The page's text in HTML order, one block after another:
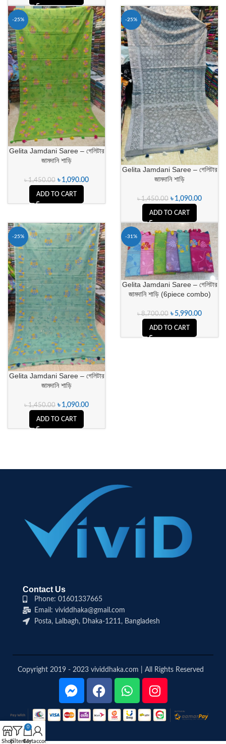
-25%
Gelita Jamdani Saree – গেলিটার
জামদানি শাড়ি
৳1,450.00 ৳ 1,090.00
ADD TO CART
-25%
Gelita Jamdani Saree – গেলিটার
জামদানি শাড়ি
৳1,450.00 ৳ 1,090.00
ADD TO CART
-25%
Gelita Jamdani Saree – গেলিটার
জামদানি শাড়ি
৳1,450.00 ৳ 1,090.00
ADD TO CART
-31%
Gelita Jamdani Saree – গেলিটার
জামদানি শাড়ি (6piece combo)
৳8,700.00 ৳ 5,990.00
ADD TO CART
Contact Us
Phone: 01601337665
Email: vividdhaka@gmail.com
Posta, Lalbagh, Dhaka-1211, Bangladesh
Copyright 2019 - 2023 vividdhaka.com | All Rights Reserved
ShopFilters
0
Cart
My account